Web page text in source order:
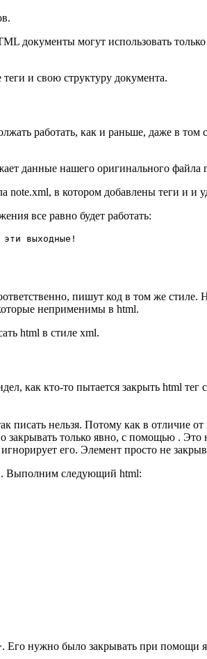
документы могут использовать только
и свою структуру документа.
работать, как и раньше, даже в том
данные нашего оригинального файла
в котором добавлены теги и и
все равно будет работать:
выходные!
пишут код в том же стиле.
неприменимы в html.
html в стиле xml.
как кто-то пытается закрыть html тег с
писать нельзя. Потому как в отличие от
только явно, с помощью . Это
его. Элемент просто не
Выполним следующий html:
Его нужно было закрывать при помощи